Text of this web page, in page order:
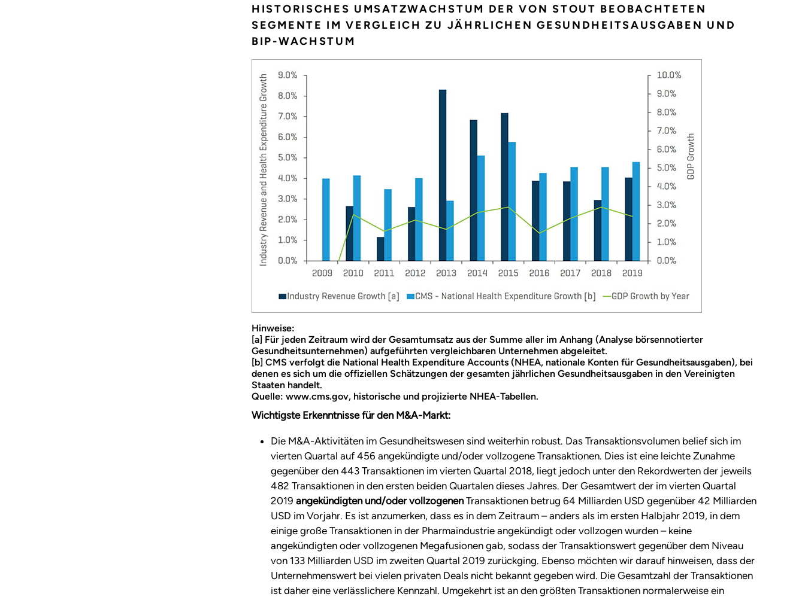
HISTORISCHES UMSATZWACHSTUM DER VON STOUT BEOBACHTETEN
SEGMENTE IM VERGLEICH ZU JÄHRLICHEN GESUNDHEITSAUSGABEN UND
BIP-WACHSTUM
Hinweise:
[a] Für jeden Zeitraum wird der Gesamtumsatz aus der Summe aller im Anhang (Analyse börsennotierter
Gesundheitsunternehmen) aufgeführten vergleichbaren Unternehmen abgeleitet.
[b] CMS verfolgt die National Health Expenditure Accounts (NHEA, nationale Konten für Gesundheitsausgaben), bei
denen es sich um die offiziellen Schätzungen der gesamten jährlichen Gesundheitsausgaben in den Vereinigten
Staaten handelt.
Quelle: www.cms.gov, historische und projizierte NHEA-Tabellen.
Wichtigste Erkenntnisse für den M&A-Markt:
Die M&A-Aktivitäten im Gesundheitswesen sind weiterhin robust. Das Transaktionsvolumen belief sich im
vierten Quartal auf 456 angekündigte und/oder vollzogene Transaktionen. Dies ist eine leichte Zunahme
gegenüber den 443 Transaktionen im vierten Quartal 2018, liegt jedoch unter den Rekordwerten der jeweils
482 Transaktionen in den ersten beiden Quartalen dieses Jahres. Der Gesamtwert der im vierten Quartal
2019 angekündigten und/oder vollzogenenTransaktionen betrug 64 Milliarden USD gegenüber 42 Milliarden
USD im Vorjahr. Es ist anzumerken, dass es in dem Zeitraum – anders als im ersten Halbjahr 2019, in dem
einige große Transaktionen in der Pharmaindustrie angekündigt oder vollzogen wurden – keine
angekündigten oder vollzogenen Megafusionen gab, sodass der Transaktionswert gegenüber dem Niveau
von 133 Milliarden USD im zweiten Quartal 2019 zurückging. Ebenso möchten wir darauf hinweisen, dass der
Unternehmenswert bei vielen privaten Deals nicht bekannt gegeben wird. Die Gesamtzahl der Transaktionen
ist daher eine verlässlichere Kennzahl. Umgekehrt ist an den größten Transaktionen normalerweise ein